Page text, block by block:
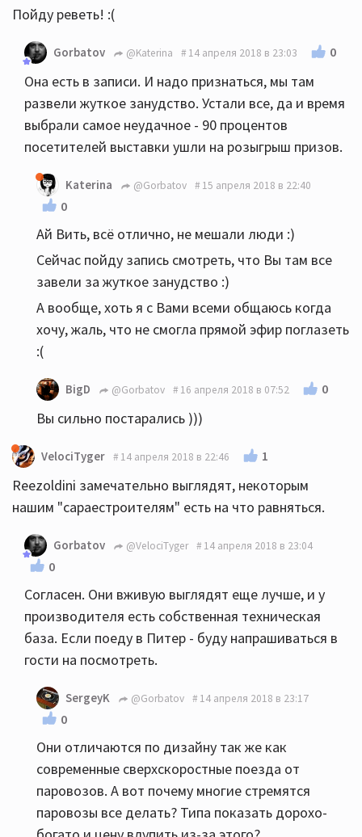
Пойду реветь! :(
Gorbatov @Katerina 14 апреля 2018 в 23:03 0
Она есть в записи. И надо признаться, мы там
развели жуткое занудство. Устали все, да и время
выбрали самое неудачное - 90 процентов
посетителей выставки ушли на розыгрыш призов.
Katerina @Gorbatov 15 апреля 2018 в 22:40
0
Ай Вить, всё отлично, не мешали люди :)
Сейчас пойду запись смотреть, что Вы там все
завели за жуткое занудство :)
А вообще, хоть я с Вами всеми общаюсь когда
хочу, жаль, что не смогла прямой эфир поглазеть
:(
BigD @Gorbatov 16 апреля 2018 в 07:52 0
Вы сильно постарались )))
VelociTyger 14 апреля 2018 в 22:46 1
Reezoldini замечательно выглядят, некоторым
нашим "сараестроителям" есть на что равняться.
Gorbatov @VelociTyger 14 апреля 2018 в 23:04
0
Согласен. Они вживую выглядят еще лучше, и у
производителя есть собственная техническая
база. Если поеду в Питер - буду напрашиваться в
гости на посмотреть.
SergeyK @Gorbatov 14 апреля 2018 в 23:17
0
Они отличаются по дизайну так же как
современные сверхскоростные поезда от
паровозов. А вот почему многие стремятся
паровозы все делать? Типа показать дорохо-